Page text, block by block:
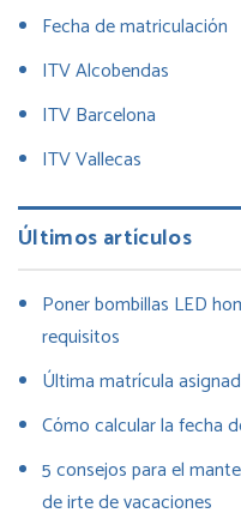
Fecha de matriculación
ITV Alcobendas
ITV Barcelona
ITV Vallecas
Últimos artículos
Poner bombillas LED
requisitos
Última matrícula
Cómo calcular la fecha
5 consejos para el
de irte de vacaciones